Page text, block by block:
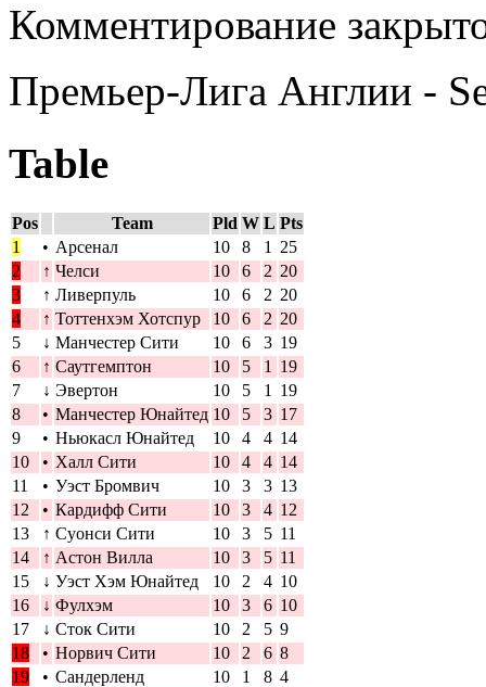
Комментирование
Премьер-Лига Англии -
Table
Pos Team Pld W L Pts
1
• Арсенал 10 8 1
25
2
↑ Челси 10 6 2 20
3
↑ Ливерпуль 10 6 2 20
4
↑ Тоттенхэм Хотспур 10 6 2 20
5
↓ Манчестер Сити 10 6 3 19
6
↑ Саутгемптон 10 5 1
19
7
↓ Эвертон 10 5 1
19
8
• Манчестер Юнайтед 10 5 3 17
9
• Ньюкасл Юнайтед 10 4 4 14
10
• Халл Сити 10 4 4 14
11
• Уэст Бромвич 10 3 3 13
12
• Кардифф Сити 10 3 4 12
13
↑ Суонси Сити 10 3 5 11
14
↑ Астон Вилла 10 3 5 11
15
↓ Уэст Хэм Юнайтед 10 2 4 10
16
↓ Фулхэм 10 3 6 10
17
↓ Сток Сити 10 2 5 9
18
• Норвич Сити 10 2 6 8
19
• Сандерленд 10 1 8 4